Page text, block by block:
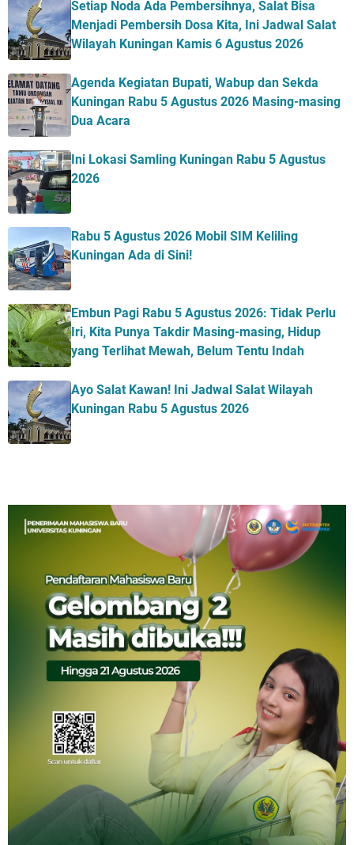
Setiap Noda Ada Pembersihnya, Salat Bisa
Menjadi Pembersih Dosa Kita, Ini Jadwal Salat
Wilayah Kuningan Kamis 6 Agustus 2026
Agenda Kegiatan Bupati, Wabup dan Sekda
Kuningan Rabu 5 Agustus 2026 Masing-masing
Dua Acara
Ini Lokasi Samling Kuningan Rabu 5 Agustus
2026
Rabu 5 Agustus 2026 Mobil SIM Keliling
Kuningan Ada di Sini!
Embun Pagi Rabu 5 Agustus 2026: Tidak Perlu
Iri, Kita Punya Takdir Masing-masing, Hidup
yang Terlihat Mewah, Belum Tentu Indah
Ayo Salat Kawan! Ini Jadwal Salat Wilayah
Kuningan Rabu 5 Agustus 2026